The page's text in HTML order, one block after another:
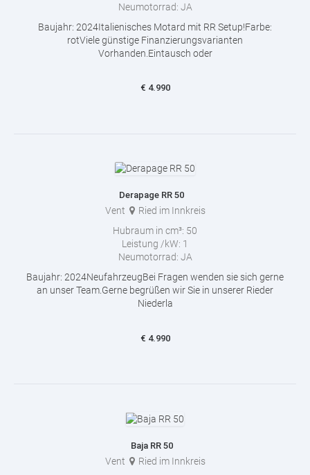
Neumotorrad: JA
Baujahr: 2024Italienisches Motard mit RR Setup!Farbe:
rotViele günstige Finanzierungsvarianten
Vorhanden.Eintausch oder
€ 4.990
Derapage RR 50
Vent
Ried im Innkreis
Hubraum in cm³: 50
Leistung /kW: 1
Neumotorrad: JA
Baujahr: 2024NeufahrzeugBei Fragen wenden sie sich gerne
an unser Team.Gerne begrüßen wir Sie in unserer Rieder
Niederla
€ 4.990
Baja RR 50
Vent
Ried im Innkreis